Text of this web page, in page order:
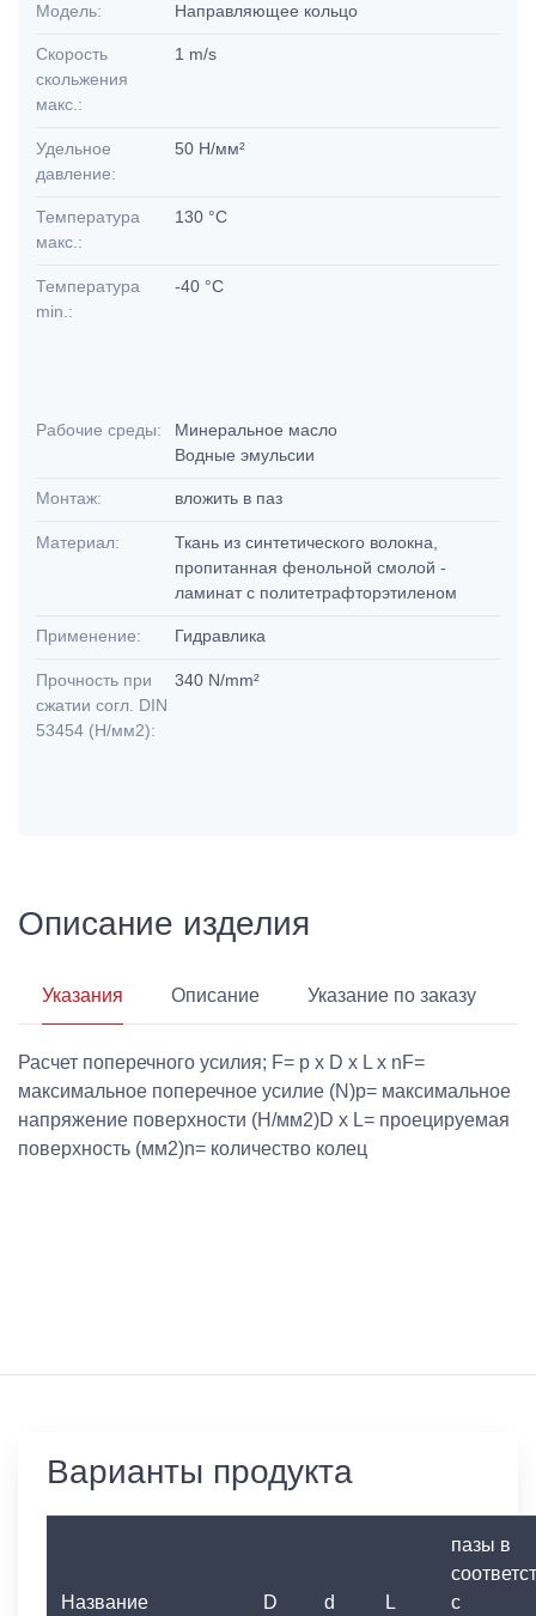
Модель: Направляющее кольцо
Скорость
скольжения
макс.:
1 m/s
Удельное
давление:
50 Н/мм²
Температура
макс.:
130 °C
Температура
min.:
-40 °C
Рабочие среды:
Минеральное масло
Водные эмульсии
Монтаж: вложить в паз
Материал:
Ткань из синтетического волокна,
пропитанная фенольной смолой -
ламинат с политетрафторэтиленом
Применение: Гидравлика
Прочность при
сжатии согл. DIN
53454 (Н/мм2):
340 N/mm²
Описание изделия
Указания Описание Указание по заказу
Расчет поперечного усилия; F= p x D x L x nF=
максимальное поперечное усилие (N)p= максимальное
напряжение поверхности (Н/мм2)D x L= проецируемая
поверхность (мм2)n= количество колец
Варианты продукта
Название D d L
пазы в
с